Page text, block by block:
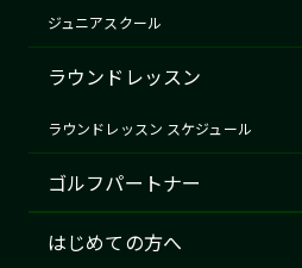
ジュニアスクール
ラウンドレッスン
ラウンドレッスン スケジュール
ゴルフパートナー
はじめての方へ